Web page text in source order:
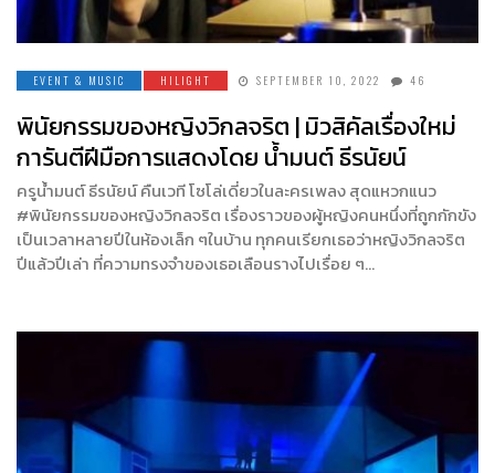
EVENT & MUSIC HILIGHT SEPTEMBER 10, 2022 46
พินัยกรรมของหญิงวิกลจริต | มิวสิคัลเรื่องใหม่
การันตีฝีมือการแสดงโดย น้ำมนต์ ธีรนัยน์
ครูน้ำมนต์ ธีรนัยน์ คืนเวที โซโล่เดี่ยวในละครเพลง สุดแหวกแนว
#พินัยกรรมของหญิงวิกลจริต เรื่องราวของผู้หญิงคนหนึ่งที่ถูกกักขัง
เป็นเวลาหลายปีในห้องเล็ก ๆในบ้าน ทุกคนเรียกเธอว่าหญิงวิกลจริต
ปีแล้วปีเล่า ที่ความทรงจำของเธอเลือนรางไปเรื่อย ๆ…